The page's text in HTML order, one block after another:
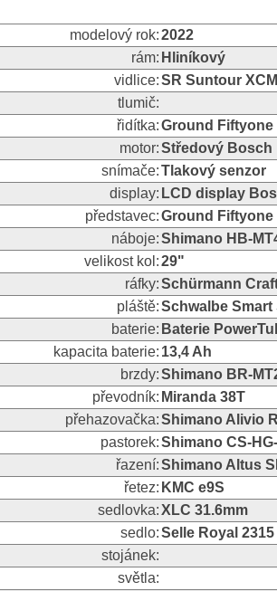
modelový rok:2022
rám: Hliníkový
vidlice:SR Suntour
tlumič:
řidítka:Ground Fiftyone
motor:Středový Bosch
snímače:Tlakový senzor
display: LCD display
představec:Ground Fiftyone
náboje:Shimano HB-
velikost kol:29"
ráfky:Schürmann
pláště:Schwalbe Smart
baterie: Baterie
kapacita baterie: 13,4 Ah
brzdy:Shimano BR-
převodník: Miranda 38T
přehazovačka:Shimano Alivio
pastorek:Shimano CS-
řazení:Shimano Altus
řetez: KMC e9S
sedlovka:XLC 31.6mm
sedlo:Selle Royal 2315
stojánek:
světla: